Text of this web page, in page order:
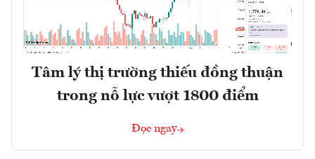
Tâm lý thị trường thiếu đồng thuận
trong nỗ lực vượt 1800 điểm
Đọc ngay